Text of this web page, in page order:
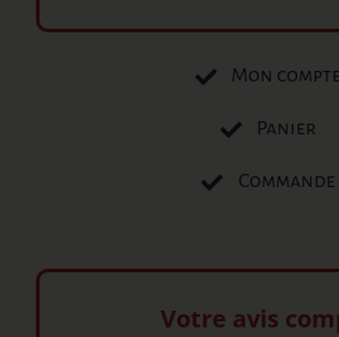
Mon compte
Panier
Commande
Votre avis